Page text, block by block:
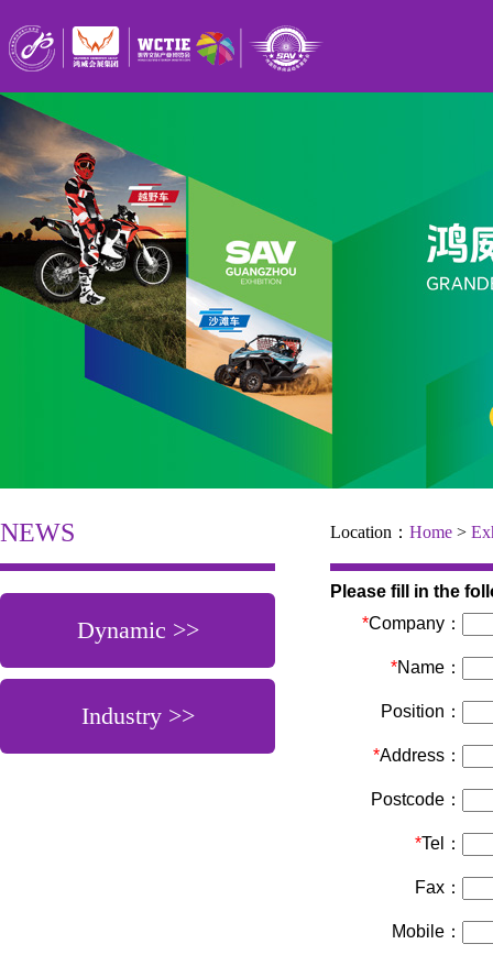
NEWS
Dynamic >>
Industry >>
Location： Home >
Please fill in the
*Company：
*Name：
Position：
*Address：
Postcode：
*Tel：
Fax：
Mobile：